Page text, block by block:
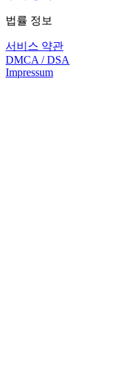
법률 정보
서비스 약관
DMCA / DSA
Impressum